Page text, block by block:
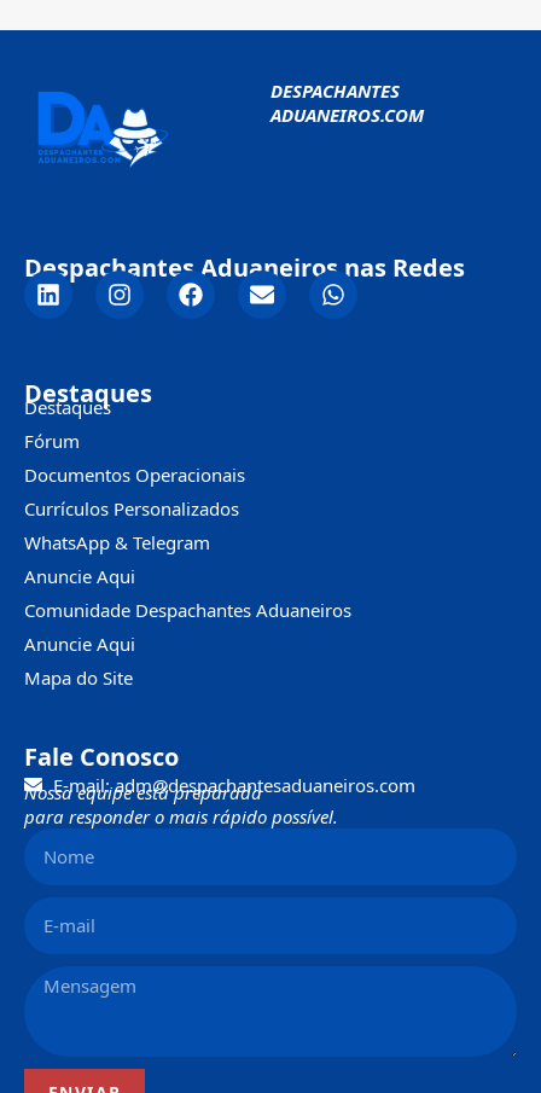
DESPACHANTES
ADUANEIROS.COM
Despachantes Aduaneiros nas Redes
Destaques
Destaques
Fórum
Documentos Operacionais
Currículos Personalizados
WhatsApp & Telegram
Anuncie Aqui
Comunidade Despachantes Aduaneiros
Anuncie Aqui
Mapa do Site
Fale Conosco
E-mail: adm@despachantesaduaneiros.com
Nossa equipe está preparada
para responder o mais rápido possível.